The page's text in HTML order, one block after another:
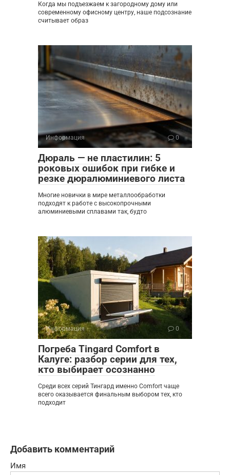
Когда мы подъезжаем к загородному дому или
современному офисному центру, наше подсознание
считывает образ
Информация 0
Дюраль — не пластилин: 5
роковых ошибок при гибке и
резке дюралюминиевого листа
Многие новички в мире металлообработки
подходят к работе с высокопрочными
алюминиевыми сплавами так, будто
Информация 0
Погреба Tingard Comfort в
Калуге: разбор серии для тех,
кто выбирает осознанно
Среди всех серий Тингард именно Comfort чаще
всего оказывается финальным выбором тех, кто
подходит
Добавить комментарий
Имя